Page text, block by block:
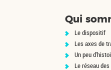
Qui
Le dispositif
Les axes de
Un peu
Le réseau